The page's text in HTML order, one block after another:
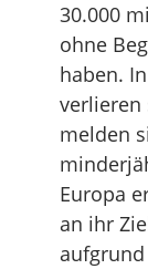
30.000
ohne
haben.
verlieren
melden
Europa
an ihr